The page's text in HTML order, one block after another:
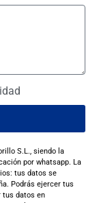
S.L., siendo la
por whatsapp. La
tus datos se
Podrás ejercer tus
tus datos en